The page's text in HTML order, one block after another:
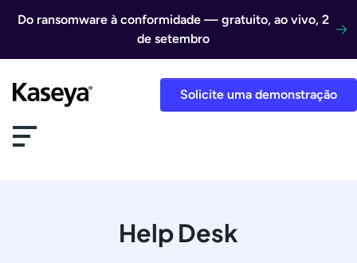
Do ransomware à conformidade — gratuito, ao vivo, 2
de setembro
Solicite uma demonstração
Help Desk